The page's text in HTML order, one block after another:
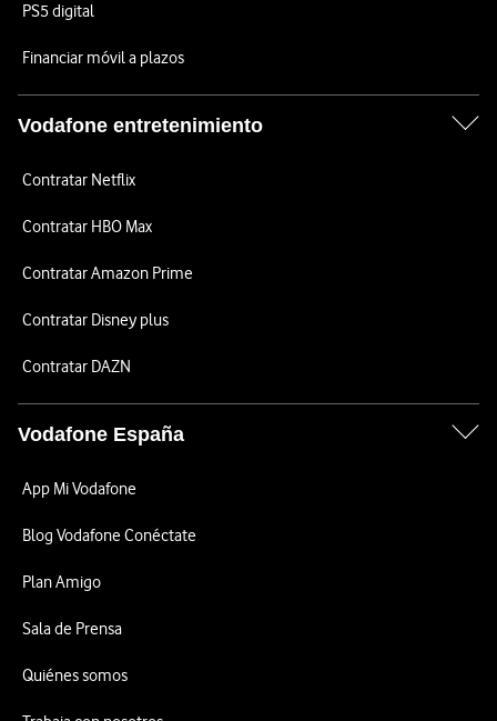
PS5 digital
Financiar móvil a plazos
Vodafone entretenimiento
Contratar Netflix
Contratar HBO Max
Contratar Amazon Prime
Contratar Disney plus
Contratar DAZN
Vodafone España
App Mi Vodafone
Blog Vodafone Conéctate
Plan Amigo
Sala de Prensa
Quiénes somos